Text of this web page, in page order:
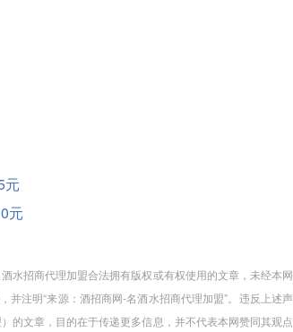
元
元
水招商代理加盟合法拥有版权或有权使用的文章，未经本网
注明“来源：酒招商网-名酒水招商代理加盟”。违反上述声
的文章，目的在于传递更多信息，并不代表本网赞同其观点